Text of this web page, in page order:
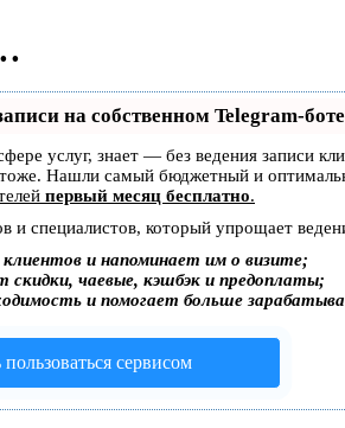
на собственном Telegram-боте
услуг, знает — без ведения записи
тоже. Нашли самый бюджетный и
первый месяц бесплатно.
и специалистов, который упрощает
и напоминает им о визите;
скидки, чаевые, кэшбэк и предоплаты;
и помогает больше
пользоваться сервисом